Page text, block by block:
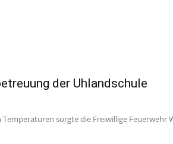
der Uhlandschule
sorgte die Freiwillige Feuerwehr